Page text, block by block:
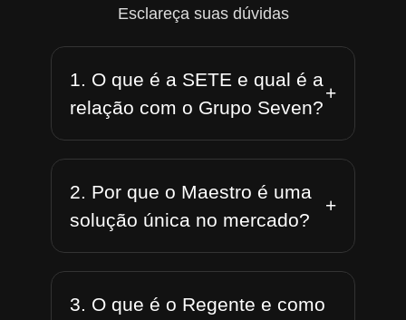
Esclareça suas dúvidas
1. O que é a SETE e qual é a
relação com o Grupo Seven?
+
2. Por que o Maestro é uma
solução única no mercado?
+
3. O que é o Regente e como